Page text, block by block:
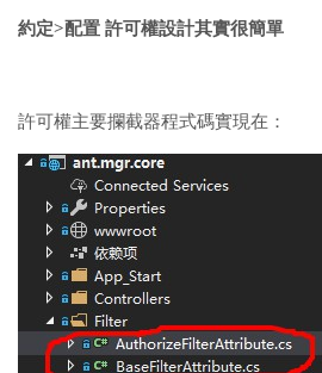
約定>配置 許可權設計其實很簡單
許可權主要攔截器程式碼實現在：